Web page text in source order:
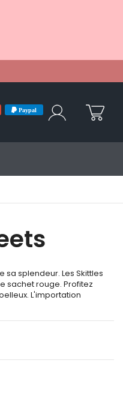
Paypal
splendeur. Les Skittles
sachet rouge. Profitez
L'importation